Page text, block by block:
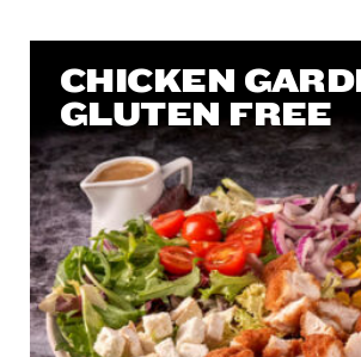
CHICKEN
GLUTEN FREE